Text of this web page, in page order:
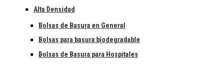
Alta Densidad
Bolsas de Basura en General
Bolsas para basura biodegradable
Bolsas de Basura para Hospitales